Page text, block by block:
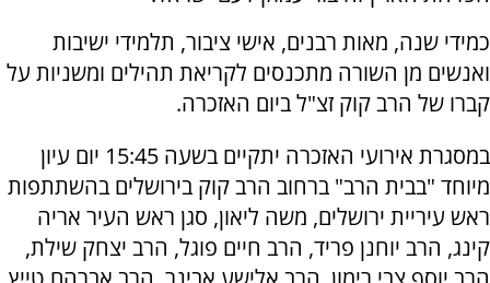
כמידי שנה, מאות רבנים, אישי ציבור, תלמידי ישיבות
ואנשים מן השורה מתכנסים לקריאת תהילים ומשניות על
קברו של הרב קוק זצ"ל ביום האזכרה.
במסגרת אירועי האזכרה יתקיים בשעה 15:45 יום עיון
מיוחד "בבית הרב" ברחוב הרב קוק בירושלים בהשתתפות
ראש עיריית ירושלים, משה ליאון, סגן ראש העיר אריה
קינג, הרב יוחנן פריד, הרב חיים פוגל, הרב יצחק שילת,